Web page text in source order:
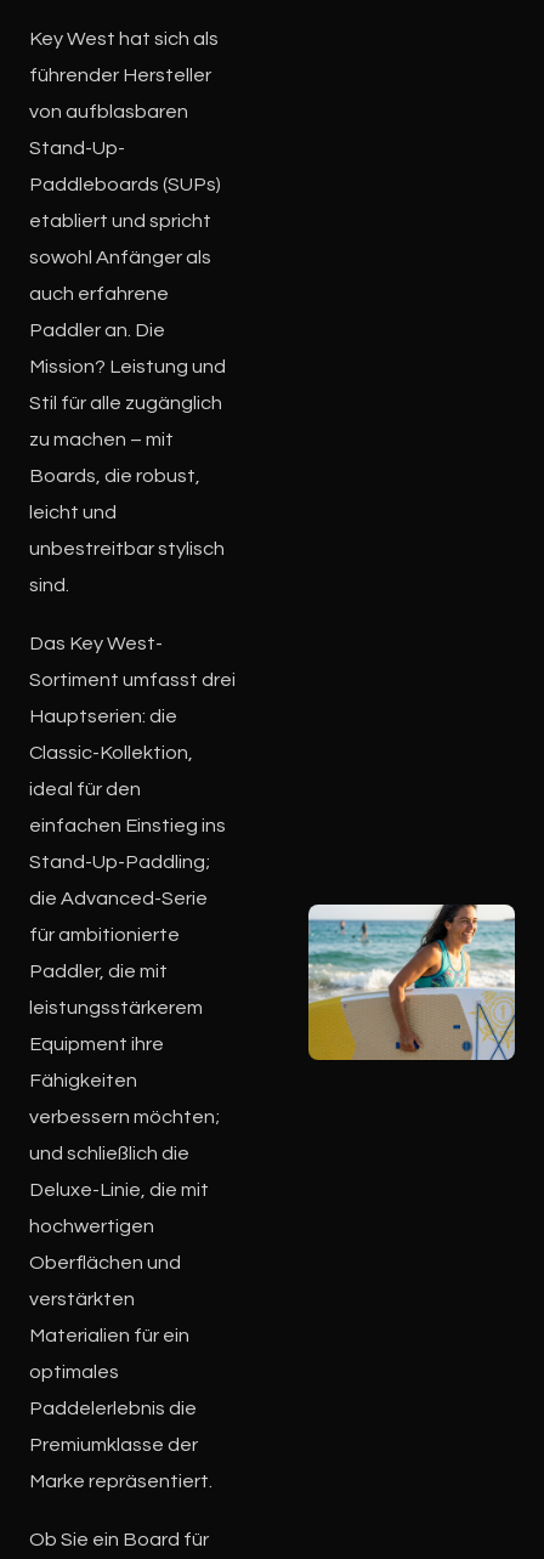
Key West hat sich als
führender Hersteller
von aufblasbaren
Stand-Up-
Paddleboards (SUPs)
etabliert und spricht
sowohl Anfänger als
auch erfahrene
Paddler an. Die
Mission? Leistung und
Stil für alle zugänglich
zu machen – mit
Boards, die robust,
leicht und
unbestreitbar stylisch
sind.
Das Key West-
Sortiment umfasst drei
Hauptserien: die
Classic-Kollektion,
ideal für den
einfachen Einstieg ins
Stand-Up-Paddling;
die Advanced-Serie
für ambitionierte
Paddler, die mit
leistungsstärkerem
Equipment ihre
Fähigkeiten
verbessern möchten;
und schließlich die
Deluxe-Linie, die mit
hochwertigen
Oberflächen und
verstärkten
Materialien für ein
optimales
Paddelerlebnis die
Premiumklasse der
Marke repräsentiert.
Ob Sie ein Board für